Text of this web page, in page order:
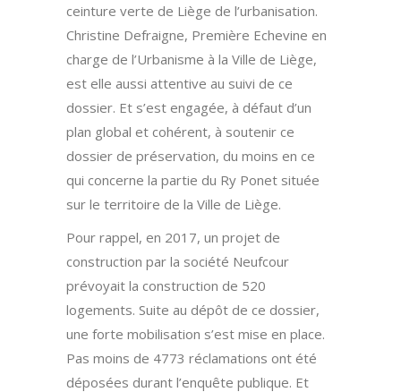
ceinture verte de Liège de l’urbanisation.
Christine Defraigne, Première Echevine en
charge de l’Urbanisme à la Ville de Liège,
est elle aussi attentive au suivi de ce
dossier. Et s’est engagée, à défaut d’un
plan global et cohérent, à soutenir ce
dossier de préservation, du moins en ce
qui concerne la partie du Ry Ponet située
sur le territoire de la Ville de Liège.
Pour rappel, en 2017, un projet de
construction par la société Neufcour
prévoyait la construction de 520
logements. Suite au dépôt de ce dossier,
une forte mobilisation s’est mise en place.
Pas moins de 4773 réclamations ont été
déposées durant l’enquête publique. Et